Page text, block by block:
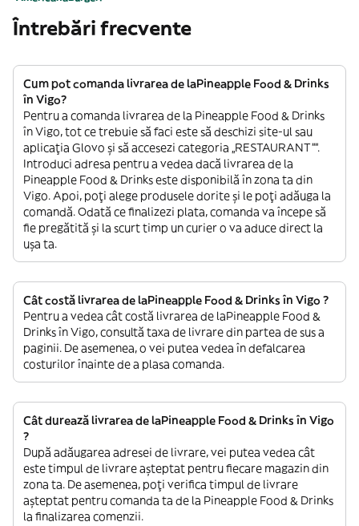
Întrebări frecvente
Cum pot comanda livrarea de laPineapple Food & Drinks
în Vigo?
Pentru a comanda livrarea de la Pineapple Food & Drinks
în Vigo, tot ce trebuie să faci este să deschizi site-ul sau
aplicația Glovo și să accesezi categoria „RESTAURANT””.
Introduci adresa pentru a vedea dacă livrarea de la
Pineapple Food & Drinks este disponibilă în zona ta din
Vigo. Apoi, poți alege produsele dorite și le poți adăuga la
comandă. Odată ce finalizezi plata, comanda va începe să
fie pregătită și la scurt timp un curier o va aduce direct la
ușa ta.
Cât costă livrarea de laPineapple Food & Drinks în Vigo ?
Pentru a vedea cât costă livrarea de laPineapple Food &
Drinks în Vigo, consultă taxa de livrare din partea de sus a
paginii. De asemenea, o vei putea vedea în defalcarea
costurilor înainte de a plasa comanda.
Cât durează livrarea de laPineapple Food & Drinks în Vigo
?
După adăugarea adresei de livrare, vei putea vedea cât
este timpul de livrare așteptat pentru fiecare magazin din
zona ta. De asemenea, poți verifica timpul de livrare
așteptat pentru comanda ta de la Pineapple Food & Drinks
la finalizarea comenzii.